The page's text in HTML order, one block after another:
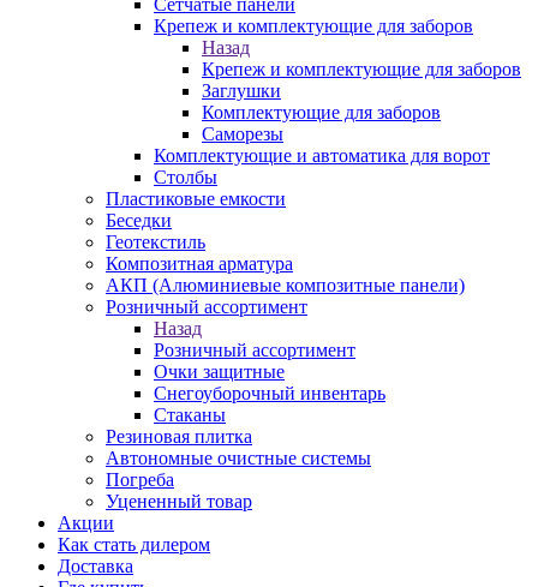
Сетчатые панели
Крепеж и комплектующие для заборов
Назад
Крепеж и комплектующие для заборов
Заглушки
Комплектующие для заборов
Саморезы
Комплектующие и автоматика для ворот
Столбы
Пластиковые емкости
Беседки
Геотекстиль
Композитная арматура
АКП (Алюминиевые композитные панели)
Розничный ассортимент
Назад
Розничный ассортимент
Очки защитные
Снегоуборочный инвентарь
Стаканы
Резиновая плитка
Автономные очистные системы
Погреба
Уцененный товар
Акции
Как стать дилером
Доставка